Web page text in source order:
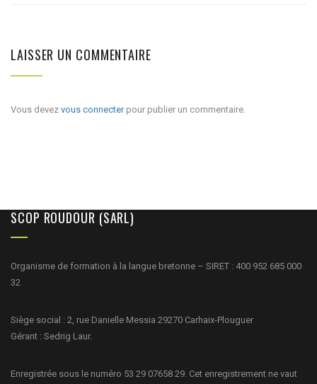
LAISSER UN COMMENTAIRE
Vous devez vous connecterpour publier un commentaire.
SCOP ROUDOUR (SARL)
Organisme de formation à la langue bretonne – SIRET : 400 952 685 000
32
Siège social : 2, rue Danielle Messia 29270 Carhaix-Plouguer
Gérant : Sedrig Laur.
Enregistrée sous le numéro 53 29 07658 29. Cet enregistrement ne vaut